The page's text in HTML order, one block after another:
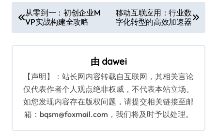
章
导
从零到一：初创企业M
VP实战构建全攻略
移动互联应用：行业数
字化转型的高效加速器
由 dawei
【声明】：站长网内容转载自互联网，其相关言论
仅代表作者个人观点绝非权威，不代表本站立场。
如您发现内容存在版权问题，请提交相关链接至邮
箱：bqsm@foxmail.com，我们将及时予以处理。